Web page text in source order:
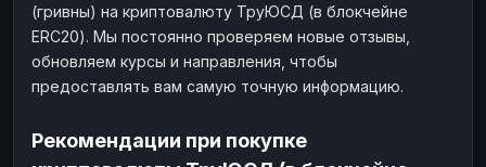
(гривны) на криптовалюту ТруЮСД (в блокчейне
ERC20). Мы постоянно проверяем новые отзывы,
обновляем курсы и направления, чтобы
предоставлять вам самую точную информацию.
Рекомендации при покупке